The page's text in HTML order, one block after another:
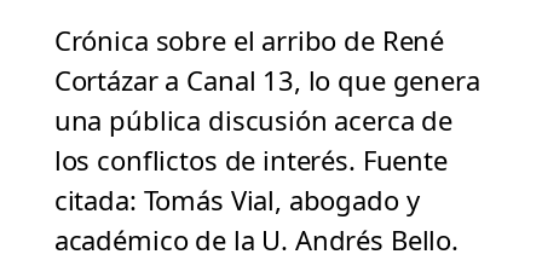
Crónica sobre el arribo de René
Cortázar a Canal 13, lo que genera
una pública discusión acerca de
los conflictos de interés. Fuente
citada: Tomás Vial, abogado y
académico de la U. Andrés Bello.